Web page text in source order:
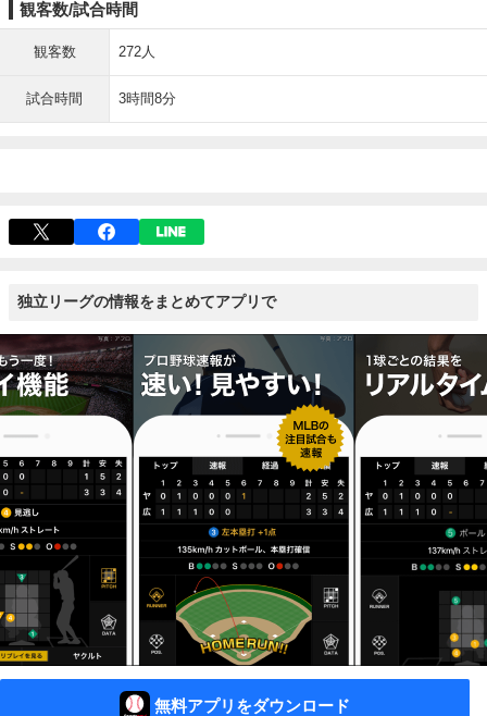
観客数/試合時間
観客数 272人
試合時間 3時間8分
独立リーグの情報をまとめてアプリで
無料アプリをダウンロード